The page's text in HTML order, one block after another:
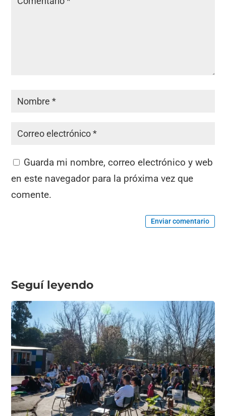
Guarda mi nombre, correo electrónico y web
en este navegador para la próxima vez que
comente.
Enviar comentario
Seguí leyendo